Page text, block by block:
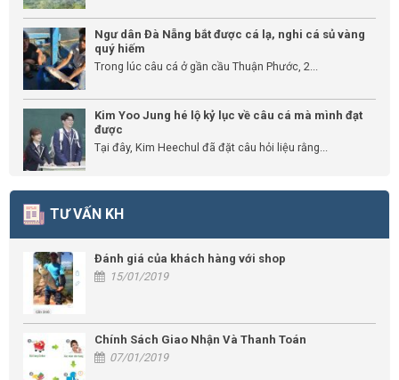
Ngư dân Đà Nẵng bắt được cá lạ, nghi cá sủ vàng
quý hiếm
Trong lúc câu cá ở gần cầu Thuận Phước, 2...
Kim Yoo Jung hé lộ kỷ lục về câu cá mà mình đạt
được
Tại đây, Kim Heechul đã đặt câu hỏi liệu rằng...
TƯ VẤN KH
Đánh giá của khách hàng với shop
15/01/2019
Chính Sách Giao Nhận Và Thanh Toán
07/01/2019